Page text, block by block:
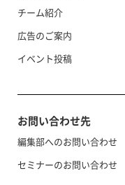
チーム紹介
広告のご案内
イベント投稿
お問い合わせ先
編集部へのお問い合わせ
セミナーのお問い合わせ